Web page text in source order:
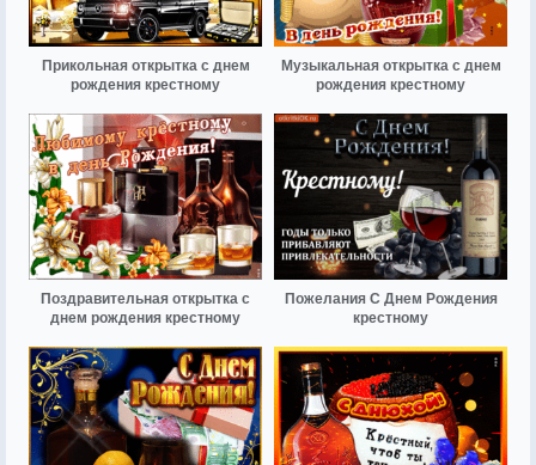
Прикольная открытка с днем
рождения крестному
Музыкальная открытка с днем
рождения крестному
Поздравительная открытка с
днем рождения крестному
Пожелания С Днем Рождения
крестному